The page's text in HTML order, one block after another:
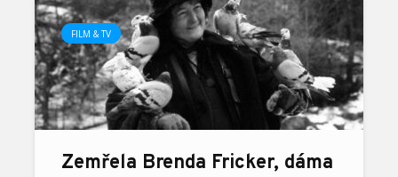
FILM & TV
Zemřela Brenda Fricker, dáma